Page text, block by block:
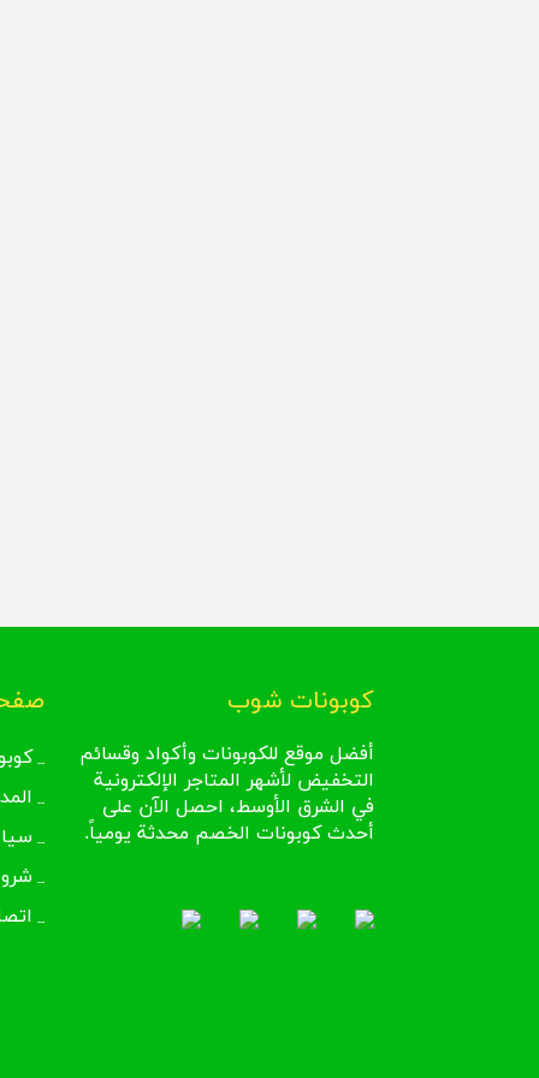
كوبونات شوب
أفضل موقع للكوبونات وأكواد وقسائم
التخفيض لأشهر المتاجر الإلكترونية
في الشرق الأوسط، احصل الآن على
أحدث كوبونات الخصم محدثة يومياً.